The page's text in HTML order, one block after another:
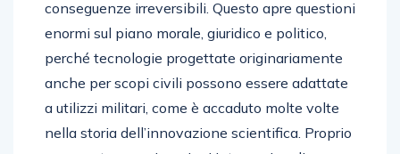
conseguenze irreversibili. Questo apre questioni
enormi sul piano morale, giuridico e politico,
perché tecnologie progettate originariamente
anche per scopi civili possono essere adattate
a utilizzi militari, come è accaduto molte volte
nella storia dell’innovazione scientifica. Proprio